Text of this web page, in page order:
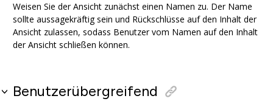
Weisen Sie der Ansicht zunächst einen Namen zu. Der Name
sollte aussagekräftig sein und Rückschlüsse auf den Inhalt der
Ansicht zulassen, sodass Benutzer vom Namen auf den Inhalt
der Ansicht schließen können.
Benutzerübergreifend